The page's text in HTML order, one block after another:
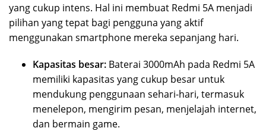
yang cukup intens. Hal ini membuat Redmi 5A menjadi
pilihan yang tepat bagi pengguna yang aktif
menggunakan smartphone mereka sepanjang hari.
Kapasitas besar: Baterai 3000mAh pada Redmi 5A
memiliki kapasitas yang cukup besar untuk
mendukung penggunaan sehari-hari, termasuk
menelepon, mengirim pesan, menjelajah internet,
dan bermain game.